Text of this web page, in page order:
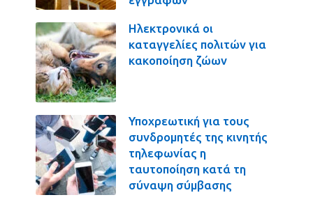
Ηλεκτρονικά οι
καταγγελίες πολιτών για
κακοποίηση ζώων
Υποχρεωτική για τους
συνδρομητές της κινητής
τηλεφωνίας η
ταυτοποίηση κατά τη
σύναψη σύμβασης